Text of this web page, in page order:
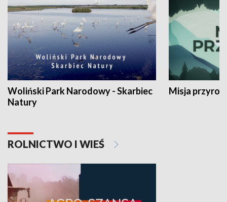
Woliński Park Narodowy - Skarbiec
Natury
Misja
ROLNICTWO I WIEŚ